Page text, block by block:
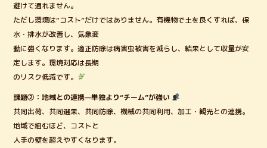
避けて通れません。
ただし環境は“コスト”だけではありません。有機物で土を良くすれば、保
水・排水が改善し、気象変
動に強くなります。適正防除は病害虫被害を減らし、結果として収量が安
定します。環境対応は長期
のリスク低減です。
課題②：地域との連携—単独より“チーム”が強い
共同出荷、共同選果、共同防除、機械の共同利用、加工・観光との連携。
地域で組むほど、コストと
人手の壁を超えやすくなります。